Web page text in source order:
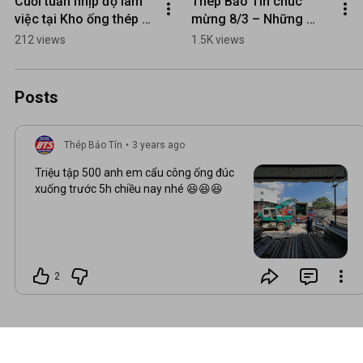
việc tại Kho ống thép
Bảo Tín tại Hóc Môn
212 views
mừng 8/3 – Những
bông hoa tuyệt vời của
1.5K views
Posts
Thép Bảo Tín • 3 years ago
Triệu tập 500 anh em cẩu công ống đúc
xuống trước 5h chiều nay nhé 😆😆😆
2